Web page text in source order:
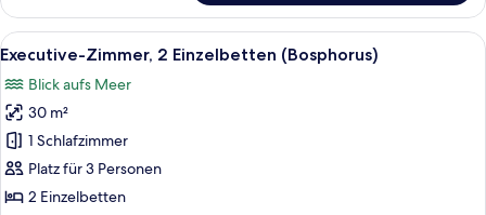
Zimmer,
2 Einzelbetten
Alle
Fotos
für
Executive-
Zimmer,
2 Einzelbetten
(Bosphorus)
10
Executive-Zimmer, 2 Einzelbetten (Bosphorus)
Blick aufs Meer
30 m²
1 Schlafzimmer
Platz für 3 Personen
2 Einzelbetten